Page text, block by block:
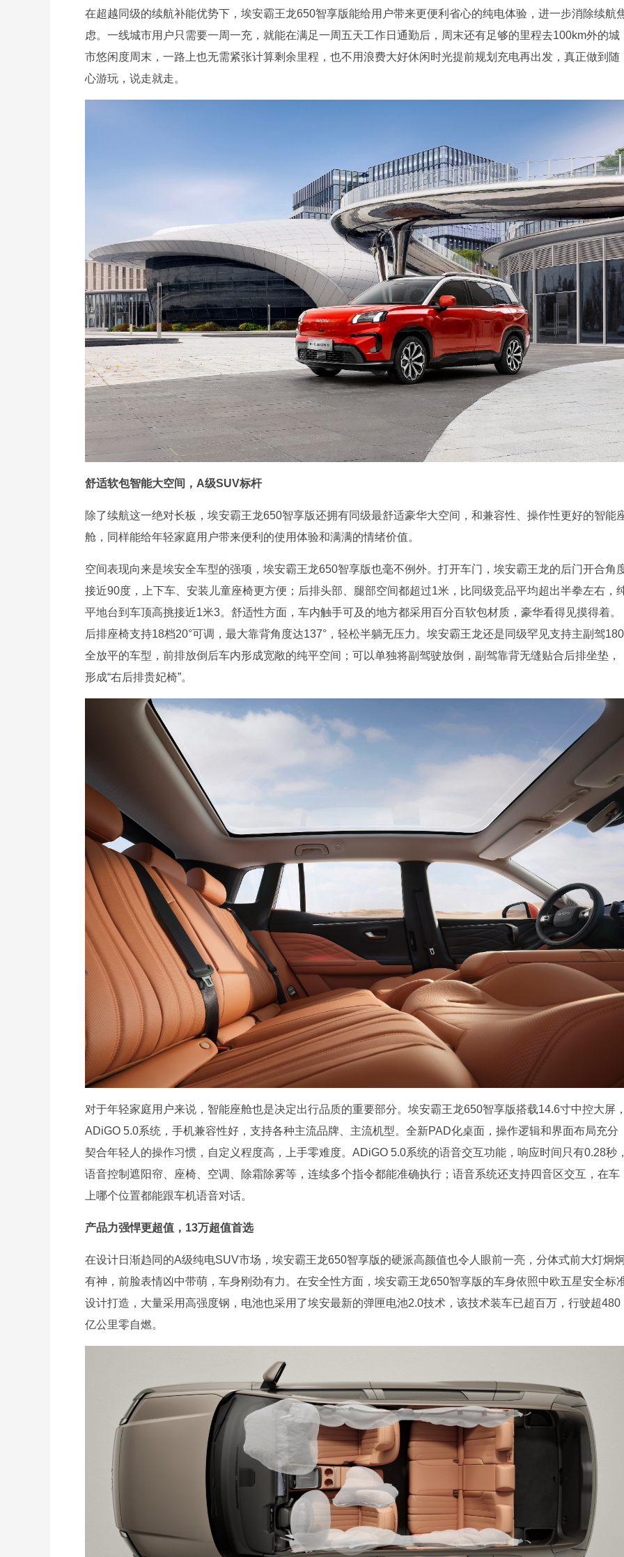
在超越同级的续航补能优势下，埃安霸王龙650智享版能给用户带来更便利省心的纯电体验，进一步消除续航
虑。一线城市用户只需要一周一充，就能在满足一周五天工作日通勤后，周末还有足够的里程去100km外的城
市悠闲度周末，一路上也无需紧张计算剩余里程，也不用浪费大好休闲时光提前规划充电再出发，真正做到随
心游玩，说走就走。
舒适软包智能大空间，A级SUV标杆
除了续航这一绝对长板，埃安霸王龙650智享版还拥有同级最舒适豪华大空间，和兼容性、操作性更好的智能
舱，同样能给年轻家庭用户带来便利的使用体验和满满的情绪价值。
空间表现向来是埃安全车型的强项，埃安霸王龙650智享版也毫不例外。打开车门，埃安霸王龙的后门开合角
接近90度，上下车、安装儿童座椅更方便；后排头部、腿部空间都超过1米，比同级竞品平均超出半拳左右，
平地台到车顶高挑接近1米3。舒适性方面，车内触手可及的地方都采用百分百软包材质，豪华看得见摸得着。
后排座椅支持18档20°可调，最大靠背角度达137°，轻松半躺无压力。埃安霸王龙还是同级罕见支持主副驾
全放平的车型，前排放倒后车内形成宽敞的纯平空间；可以单独将副驾驶放倒，副驾靠背无缝贴合后排坐垫，
形成“右后排贵妃椅”。
对于年轻家庭用户来说，智能座舱也是决定出行品质的重要部分。埃安霸王龙650智享版搭载14.6寸中控大屏
ADiGO 5.0系统，手机兼容性好，支持各种主流品牌、主流机型。全新PAD化桌面，操作逻辑和界面布局充分
契合年轻人的操作习惯，自定义程度高，上手零难度。ADiGO 5.0系统的语音交互功能，响应时间只有0.28秒
语音控制遮阳帘、座椅、空调、除霜除雾等，连续多个指令都能准确执行；语音系统还支持四音区交互，在车
上哪个位置都能跟车机语音对话。
产品力强悍更超值，13万超值首选
在设计日渐趋同的A级纯电SUV市场，埃安霸王龙650智享版的硬派高颜值也令人眼前一亮，分体式前大灯炯
有神，前脸表情凶中带萌，车身刚劲有力。在安全性方面，埃安霸王龙650智享版的车身依照中欧五星安全标
设计打造，大量采用高强度钢，电池也采用了埃安最新的弹匣电池2.0技术，该技术装车已超百万，行驶超480
亿公里零自燃。